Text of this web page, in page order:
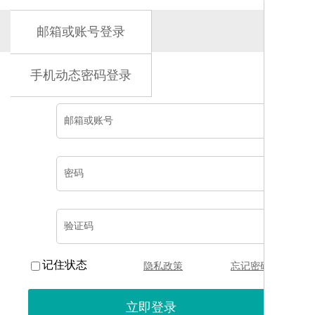
邮箱或账号登录
手机动态密码登录
邮箱或账号
密码
验证码
记住状态 隐私政策 忘记密码?